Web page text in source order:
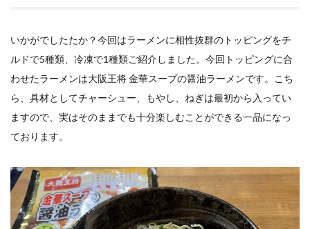
いかがでしたたか？今回はラーメンに相性抜群のトッピングをチ
ルドで5種類、冷凍で1種類ご紹介しました。今回トッピングに合
わせたラーメンは大阪王将 金華スープの醤油ラーメンです。こち
ら、具材としてチャーシュー、もやし、ねぎは最初から入ってい
ますので、実はそのままでも十分楽しむことができる一品になっ
ております。